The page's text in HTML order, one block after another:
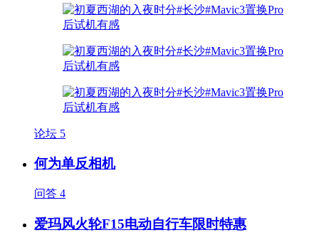
论坛 5
何为单反相机
问答 4
爱玛风火轮F15电动自行车限时特惠